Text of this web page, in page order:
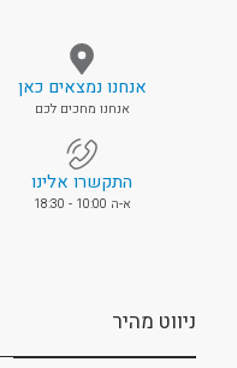
אנחנו נמצאים כאן
אנחנו מחכים לכם
התקשרו אלינו
א-ה 10:00 - 18:30
ניווט מהיר